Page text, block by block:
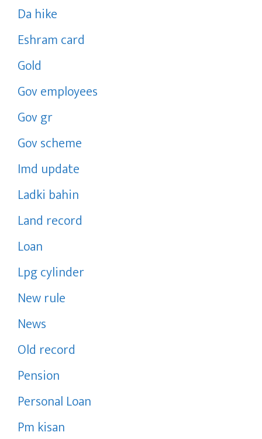
Da hike
Eshram card
Gold
Gov employees
Gov gr
Gov scheme
Imd update
Ladki bahin
Land record
Loan
Lpg cylinder
New rule
News
Old record
Pension
Personal Loan
Pm kisan